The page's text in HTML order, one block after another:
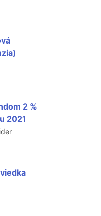
2 %
2021